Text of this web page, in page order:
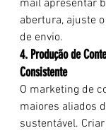
mail apresentar
abertura, ajuste
de envio.
4. Produção de
Consistente
O marketing de
maiores aliados
sustentável.